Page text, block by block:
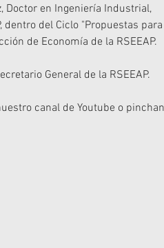
Doctor en Ingeniería Industrial,
dentro del Ciclo "Propuestas
de Economía de la RSEEAP.
General de la RSEEAP.
canal de Youtube o